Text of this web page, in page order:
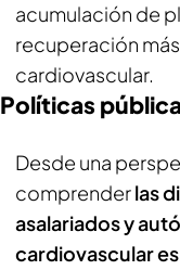
acumulación de
recuperación
cardiovascular.
Políticas
Desde una
comprenderlas
asalariados y
cardiovascular